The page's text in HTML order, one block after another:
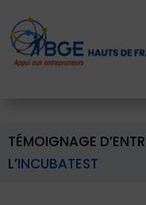
TÉMOIGNAGE
L’INCUBATEST